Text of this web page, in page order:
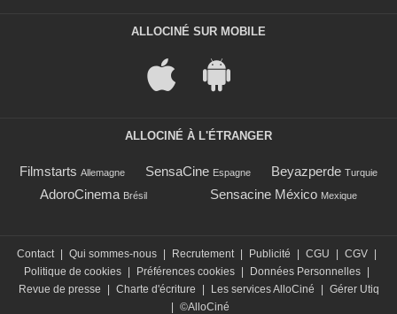
ALLOCINÉ SUR MOBILE
ALLOCINÉ À L'ÉTRANGER
Filmstarts Allemagne SensaCine Espagne Beyazperde Turquie
AdoroCinema Brésil Sensacine México Mexique
Contact Qui sommes-nous Recrutement Publicité CGU CGV
Politique de cookies
Préférences cookies Données Personnelles
Revue de presse
Charte d'écriture Les services AlloCiné
Gérer Utiq
©AlloCiné